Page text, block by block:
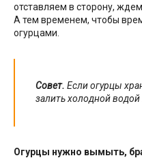
отставляем в сторону,
А тем временем, чтобы
огурцами.
Совет. Если огурцы
залить холодной водой
Огурцы нужно вымыть,